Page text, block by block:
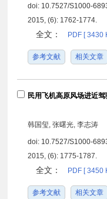
doi: 10.7527/S1000-
2015, (6): 1762-1774.
全文： PDF [ 3430
参考文献 相关文章
民用飞机高原风场进近
韩国玺, 张曙光, 李志涛
doi: 10.7527/S1000-
2015, (6): 1775-1787.
全文： PDF [ 3450
参考文献 相关文章